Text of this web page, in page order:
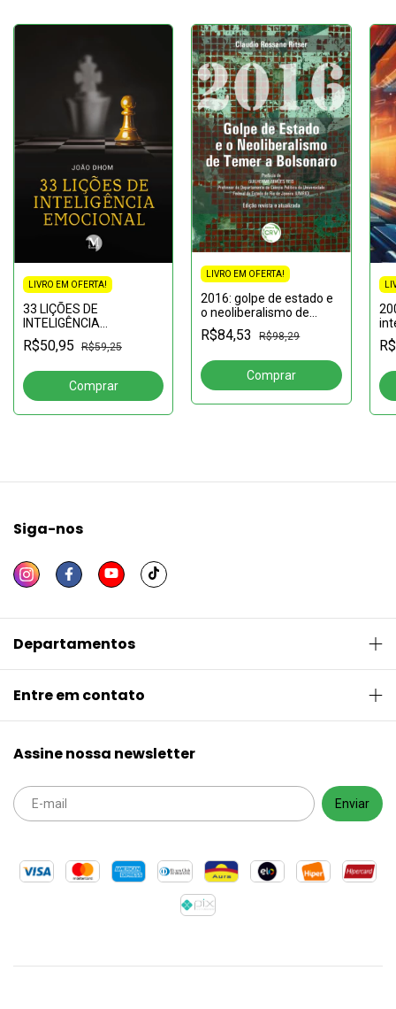
LIVRO EM OFERTA!
33 LIÇÕES DE
INTELIGÊNCIA
EMOCIONAL
R$50,95 R$59,25
LIVRO EM OFERTA!
2016: golpe de estado e
o neoliberalismo de
Temer a Bolsonaro 2ª
edição revista e
R$84,53 R$98,29
Siga-nos
Departamentos
Entre em contato
Assine nossa newsletter